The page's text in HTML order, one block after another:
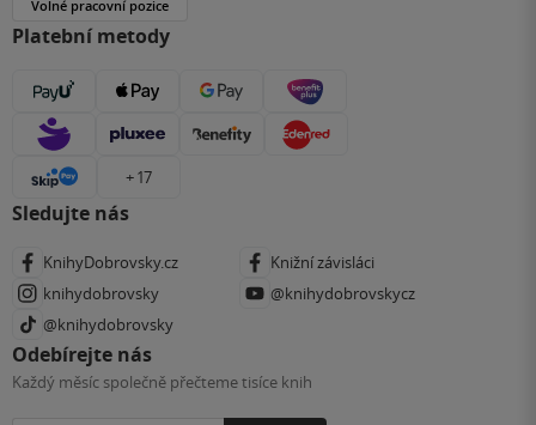
Volné pracovní pozice
Platební metody
+ 17
Sledujte nás
KnihyDobrovsky.cz
Knižní závisláci
knihydobrovsky
@knihydobrovskycz
@knihydobrovsky
Odebírejte nás
Každý měsíc společně přečteme tisíce knih